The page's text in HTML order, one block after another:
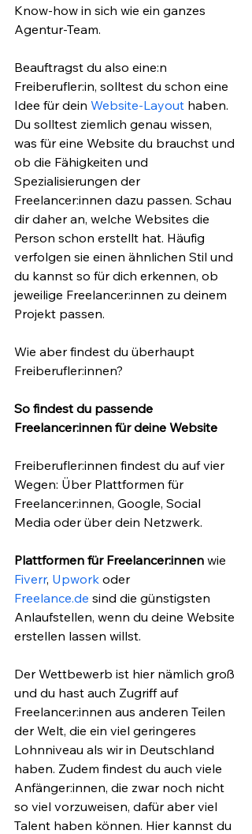
Know-how in sich wie ein ganzes
Agentur-Team.
Beauftragst du also eine:n
Freiberufler:in, solltest du schon eine
Idee für dein Website-Layout haben.
Du solltest ziemlich genau wissen,
was für eine Website du brauchst und
ob die Fähigkeiten und
Spezialisierungen der
Freelancer:innen dazu passen. Schau
dir daher an, welche Websites die
Person schon erstellt hat. Häufig
verfolgen sie einen ähnlichen Stil und
du kannst so für dich erkennen, ob
jeweilige Freelancer:innen zu deinem
Projekt passen.
Wie aber findest du überhaupt
Freiberufler:innen?
So findest du passende
Freelancer:innen für deine Website
Freiberufler:innen findest du auf vier
Wegen: Über Plattformen für
Freelancer:innen, Google, Social
Media oder über dein Netzwerk.
Plattformen für Freelancer:innen wie
Fiverr, Upwork oder
Freelance.de sind die günstigsten
Anlaufstellen, wenn du deine Website
erstellen lassen willst.
Der Wettbewerb ist hier nämlich groß
und du hast auch Zugriff auf
Freelancer:innen aus anderen Teilen
der Welt, die ein viel geringeres
Lohnniveau als wir in Deutschland
haben. Zudem findest du auch viele
Anfänger:innen, die zwar noch nicht
so viel vorzuweisen, dafür aber viel
Talent haben können. Hier kannst du